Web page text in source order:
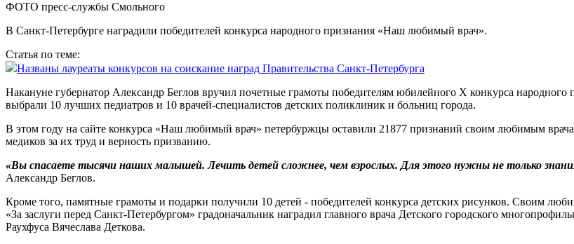
ФОТО пресс-службы Смольного
В Санкт-Петербурге наградили победителей конкурса народного признания «Наш любимый врач».
Статья по теме:
Названы лауреаты конкурсов на соискание наград Правительства Санкт-Петербурга
Накануне губернатор Александр Беглов вручил почетные грамоты победителям юбилейного X конкурса
выбрали 10 лучших педиатров и 10 врачей-специалистов детских поликлиник и больниц города.
В этом году на сайте конкурса «Наш любимый врач» петербуржцы оставили 21877 признаний своим любимым
медиков за их труд и верность призванию.
«Вы спасаете тысячи наших малышей. Лечить детей сложнее, чем взрослых. Для этого нужны не только
Александр Беглов.
Кроме того, памятные грамоты и подарки получили 10 детей - победителей конкурса детских рисунков. Своим
«За заслуги перед Санкт-Петербургом» градоначальник наградил главного врача Детского городского
Раухфуса Вячеслава Деткова.